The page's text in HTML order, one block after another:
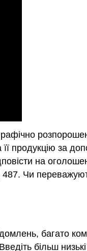
продукцію за
на
Чи
багато
більш